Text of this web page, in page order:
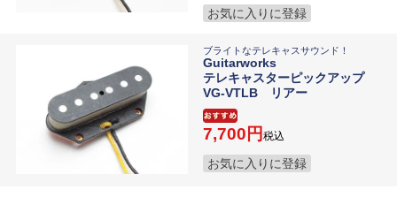
お気に入りに登録
ブライトなテレキャスサウンド！
Guitarworks
テレキャスターピックアップ
VG-VTLB リアー
7,700 税込
お気に入りに登録